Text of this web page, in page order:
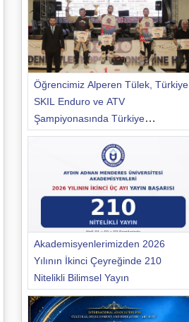
Öğrencimiz Alperen Tülek, Türkiye
SKIL Enduro ve ATV
Şampiyonasında Türkiye
Şampiyonu Oldu
Akademisyenlerimizden 2026
Yılının İkinci Çeyreğinde 210
Nitelikli Bilimsel Yayın